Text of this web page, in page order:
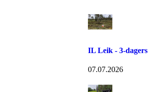
IL Leik - 3-dagers
07.07.2026